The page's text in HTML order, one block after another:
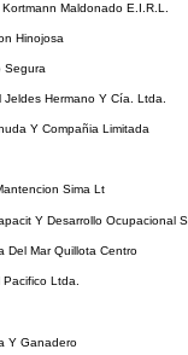
Maldonado E.I.R.L.
Hinojosa
Segura
Jeldes Hermano Y Cía. Ltda.
Y Compañia Limitada
Sima Lt
Y Desarrollo Ocupacional
Del Mar Quillota Centro
Ltda.
Y Ganadero